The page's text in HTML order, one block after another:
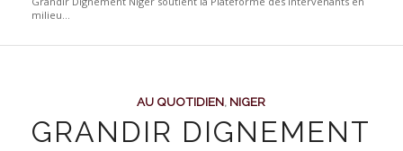
milieu...
AU QUOTIDIEN, NIGER
GRANDIR DIGNEMENT